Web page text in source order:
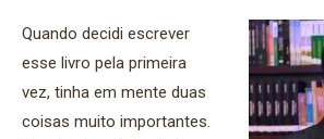
Quando decidi escrever
esse livro pela primeira
vez, tinha em mente duas
coisas muito importantes.